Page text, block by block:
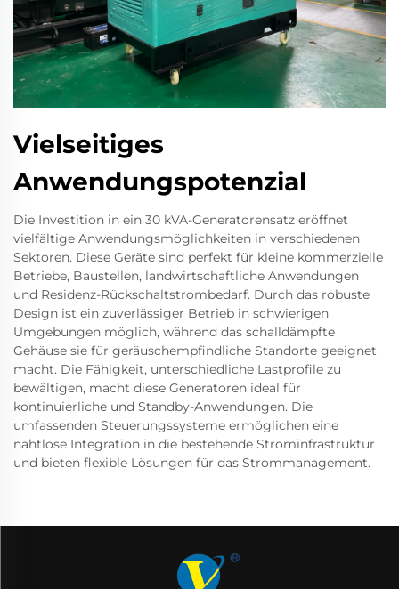
Vielseitiges
Anwendungspotenzial
Die Investition in ein 30 kVA-Generatorensatz eröffnet
vielfältige Anwendungsmöglichkeiten in verschiedenen
Sektoren. Diese Geräte sind perfekt für kleine kommerzielle
Betriebe, Baustellen, landwirtschaftliche Anwendungen
und Residenz-Rückschaltstrombedarf. Durch das robuste
Design ist ein zuverlässiger Betrieb in schwierigen
Umgebungen möglich, während das schalldämpfte
Gehäuse sie für geräuschempfindliche Standorte geeignet
macht. Die Fähigkeit, unterschiedliche Lastprofile zu
bewältigen, macht diese Generatoren ideal für
kontinuierliche und Standby-Anwendungen. Die
umfassenden Steuerungssysteme ermöglichen eine
nahtlose Integration in die bestehende Strominfrastruktur
und bieten flexible Lösungen für das Strommanagement.